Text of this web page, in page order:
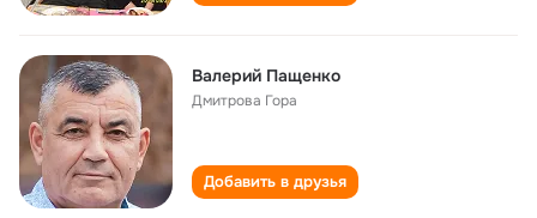
Валерий Пащенко
Дмитрова Гора
Добавить в друзья